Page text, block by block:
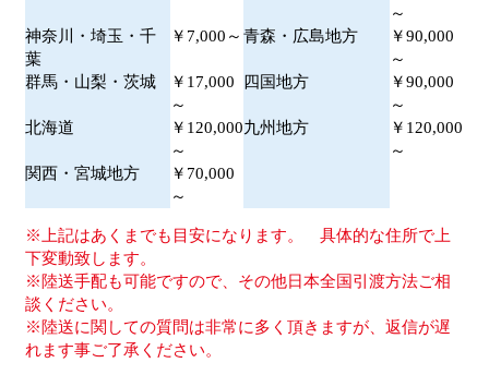
～
神奈川・埼玉・千
葉
￥7,000～ 青森・広島地方
￥90,000
～
群馬・山梨・茨城
￥17,000
～
四国地方
￥90,000
～
北海道
￥120,000
～
九州地方
￥120,000
～
関西・宮城地方
￥70,000
～
上記はあくまでも目安になります。 具体的な住所で上
下変動致します。
陸送手配も可能ですので、その他日本全国引渡方法ご相
談ください。
陸送に関しての質問は非常に多く頂きますが、返信が遅
れます事ご了承ください。